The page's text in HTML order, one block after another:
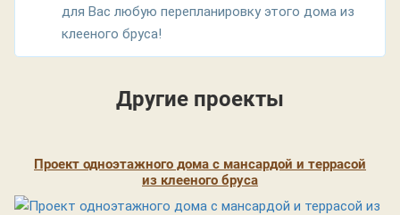
для Вас любую перепланировку этого дома из
клееного бруса!
Другие проекты
Проект одноэтажного дома с мансардой и террасой
из клееного бруса